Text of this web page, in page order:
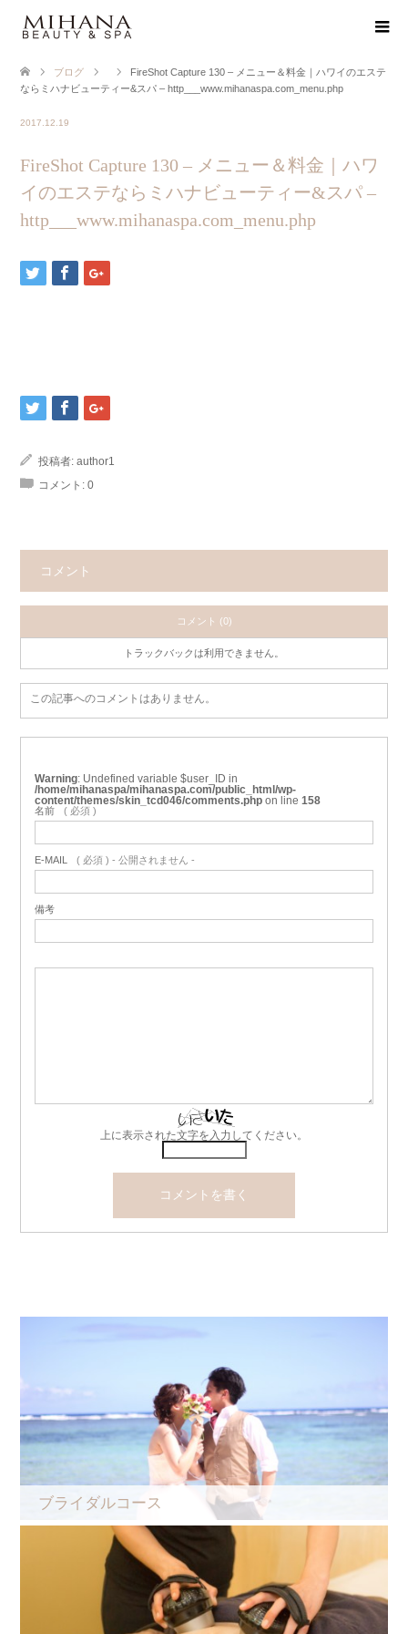
ブログ
FireShot Capture 130 – メニュー＆料金｜ハワイのエステ
ならミハナビューティー&スパ – http___www.mihanaspa.com_menu.php
2017.12.19
FireShot Capture 130 – メニュー＆料金｜ハワ
イのエステならミハナビューティー&スパ –
http___www.mihanaspa.com_menu.php
投稿者: author1
コメント: 0
コメント
コメント (0)
トラックバックは利用できません。
この記事へのコメントはありません。
Warning : Undefined variable $user_ID in
/home/mihanaspa/mihanaspa.com/public_html/wp-
content/themes/skin_tcd046/comments.php on line 158
名前 ( 必須 )
E-MAIL ( 必須 ) - 公開されません -
備考
上に表示された文字を入力してください。
ブライダルコース